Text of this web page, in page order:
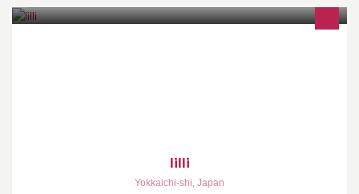
lilli
Yokkaichi-shi, Japan